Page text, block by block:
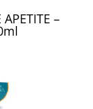
APETITE –